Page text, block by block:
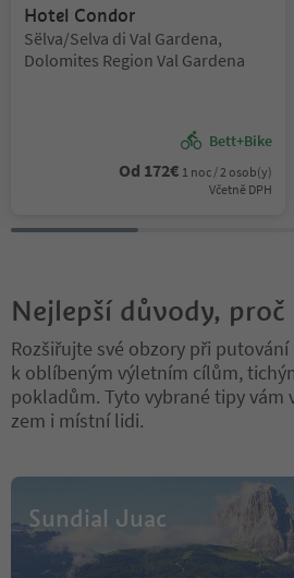
Hotel Condor
Lokalita:
Sëlva/Selva di Val Gardena,
Dolomites Region Val Gardena
Bett+Bike
Od 172€ 1 noc / 2 osob(y)
Včetně DPH
Nejlepší důvody,
Rozšiřujte své obzory při
k oblíbeným výletním cílům,
pokladům. Tyto vybrané tipy vám
zem i místní lidi.
Sundial Juac